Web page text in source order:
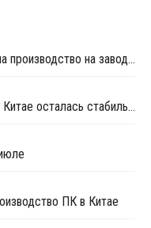
Sinopec Mitsui Chemicals возобновила производство на заводе по выпуску фенола и ацетона в Шанхае
Средняя загрузка мощностей БФА в Китае осталась стабильной
ПК в Китае